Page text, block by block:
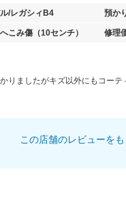
/レガシィB4 預か
こみ傷 （10センチ） 修理
りましたがキズ以外にもコーテ
この店舗のレビューを